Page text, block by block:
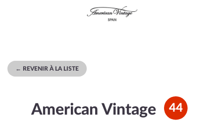
← REVENIR À LA LISTE
American Vintage 44